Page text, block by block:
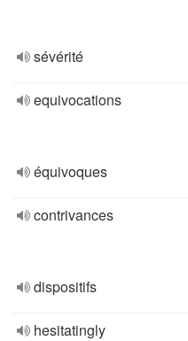
sévérité
equivocations
équivoques
contrivances
dispositifs
hesitatingly